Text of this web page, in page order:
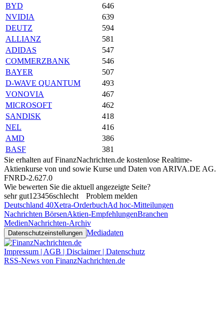
BYD
646
NVIDIA
639
DEUTZ
594
ALLIANZ
581
ADIDAS
547
COMMERZBANK
546
BAYER
507
D-WAVE QUANTUM
493
VONOVIA
467
MICROSOFT
462
SANDISK
418
NEL
416
AMD
386
BASF
381
Sie erhalten auf FinanzNachrichten.de kostenlose Realtime-
Aktienkurse von und sowie Kurse und Daten von ARIVA.DE AG.
FNRD-2.627.0
Wie bewerten Sie die aktuell angezeigte Seite?
sehr gut1 23456schlecht
Problem melden
Deutschland 40Xetra-OrderbuchAd hoc-Mitteilungen
Nachrichten BörsenAktien-EmpfehlungenBranchen
MedienNachrichten-Archiv
Datenschutzeinstellungen Mediadaten
Impressum | AGB | Disclaimer | Datenschutz
RSS-News von FinanzNachrichten.de